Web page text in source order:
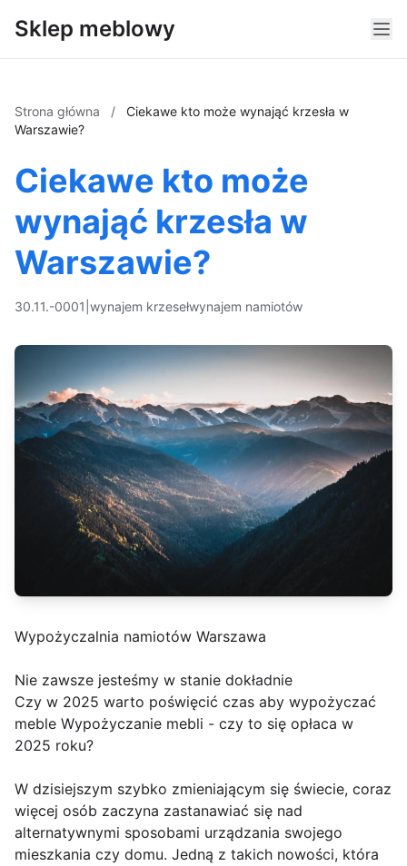
Sklep meblowy
Strona główna /
Ciekawe kto może wynająć krzesła w
Warszawie?
Ciekawe kto może
wynająć krzesła w
Warszawie?
30.11.-0001 wynajem krzesełwynajem namiotów
Wypożyczalnia namiotów Warszawa
Nie zawsze jesteśmy w stanie dokładnie
Czy w 2025 warto poświęcić czas aby wypożyczać
meble Wypożyczanie mebli - czy to się opłaca w
2025 roku?
W dzisiejszym szybko zmieniającym się świecie, coraz
więcej osób zaczyna zastanawiać się nad
alternatywnymi sposobami urządzania swojego
mieszkania czy domu. Jedną z takich nowości, która